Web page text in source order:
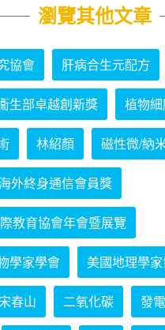
瀏覽其他文章
協會 肝病合生元配方
生部卓越創新獎 植物
林紹顏 磁性微/納
海外終身通信會員獎
教育協會年會暨展覽
學家學會 美國地理學
宋春山 二氧化碳 發